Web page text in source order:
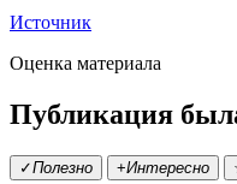
Источник
Оценка материала
Публикация
✓Полезно +Интересно